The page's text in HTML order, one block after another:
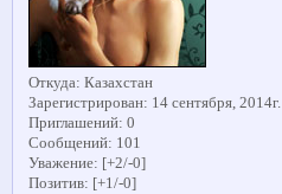
Откуда: Казахстан
Зарегистрирован: 14 сентября, 2014г.
Приглашений: 0
Сообщений: 101
Уважение: [+2/-0]
Позитив: [+1/-0]